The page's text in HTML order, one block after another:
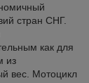
стран СНГ.
как для
из
вес. Мотоцикл